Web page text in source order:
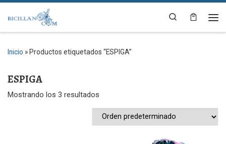
Saltar al contenido
Search
Inicio » Productos etiquetados “ESPIGA”
ESPIGA
Mostrando los 3 resultados